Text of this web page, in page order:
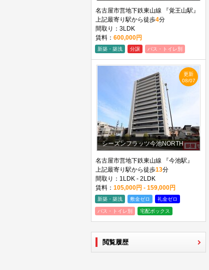
名古屋市営地下鉄東山線 『覚王山駅』
上記最寄り駅から徒歩4分
間取り：3LDK
賃料： 600,000円
新築・築浅 分譲 バス・トイレ別
更新
08/07
シーズンフラッツ今池NORTH
名古屋市営地下鉄東山線 『今池駅』
上記最寄り駅から徒歩13分
間取り：1LDK - 2LDK
賃料： 105,000円 - 159,000円
新築・築浅 敷金ゼロ 礼金ゼロ
バス・トイレ別 宅配ボックス
閲覧履歴